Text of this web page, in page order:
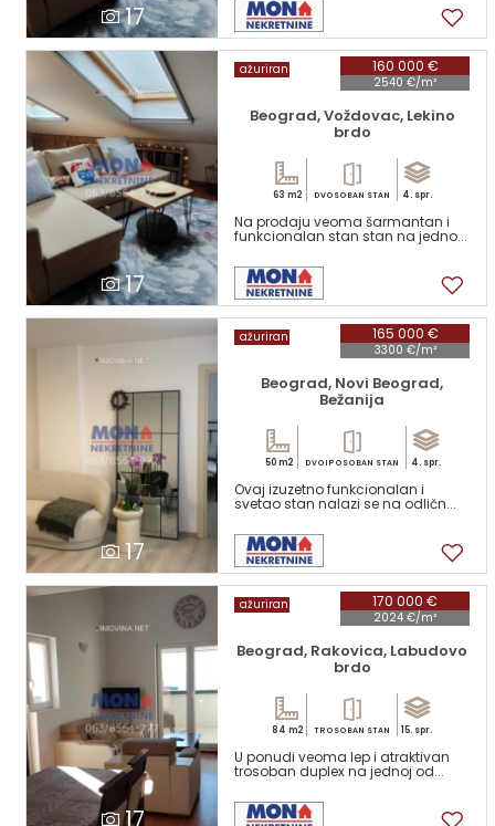
17
17
160 000 €
2540 €/m²
ažuriran
Beograd, Voždovac, Lekino
brdo
63 m2 DVOSOBAN STAN 4. spr.
Na prodaju veoma šarmantan i
funkcionalan stan stan na jedno...
17
165 000 €
3300 €/m²
ažuriran
Beograd, Novi Beograd,
Bežanija
50 m2 DVOIPOSOBAN STAN 4. spr.
Ovaj izuzetno funkcionalan i
svetao stan nalazi se na odličn...
17
170 000 €
2024 €/m²
ažuriran
Beograd, Rakovica, Labudovo
brdo
84 m2 TROSOBAN STAN 15. spr.
U ponudi veoma lep i atraktivan
trosoban duplex na jednoj od...